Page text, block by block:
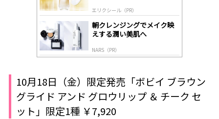
エリクシール（PR）
朝クレンジングでメイク映
えする潤い美肌へ
NARS（PR）
10月18日（金）限定発売「ボビイ ブラウン
グライド アンド グロウリップ ＆ チーク セ
ット」限定1種 ￥7,920